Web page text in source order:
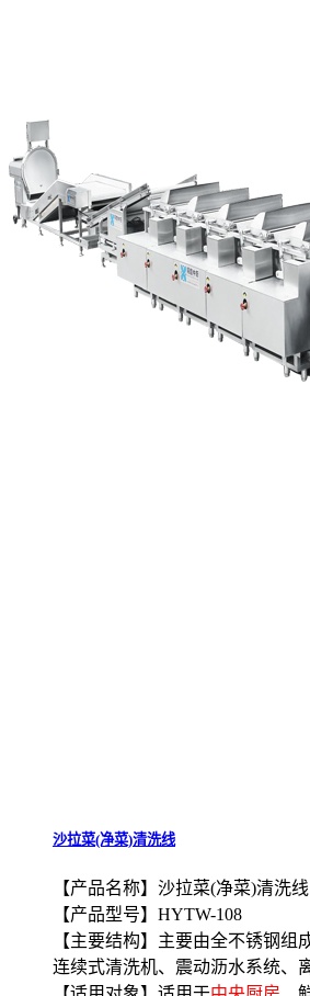
沙拉菜(净菜)清洗线
【产品名称】沙拉菜(净菜)清洗线
【产品型号】HYTW-108
【主要结构】主要由全不锈钢
连续式清洗机、震动沥水系统、